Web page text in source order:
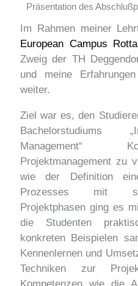
Präsentation des
Im Rahmen meiner
European Campus
Zweig der TH
und meine
weiter.
Ziel war es, den
Bachelorstudiums
Management“
Projektmanagement zu
wie der Definition
Prozesses mit
Projektphasen ging es
die Studenten
konkreten Beispielen
Kennenlernen und
Techniken zur
Kompetenzen wie die